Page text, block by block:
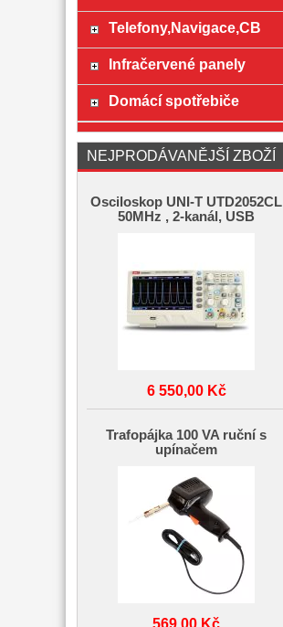
Telefony,Navigace,CB
Infračervené panely
Domácí spotřebiče
NEJPRODÁVANĚJŠÍ ZBOŽÍ
Osciloskop UNI-T UTD2052CL
50MHz , 2-kanál, USB
6 550,00 Kč
Trafopájka 100 VA ruční s
upínačem
569,00 Kč